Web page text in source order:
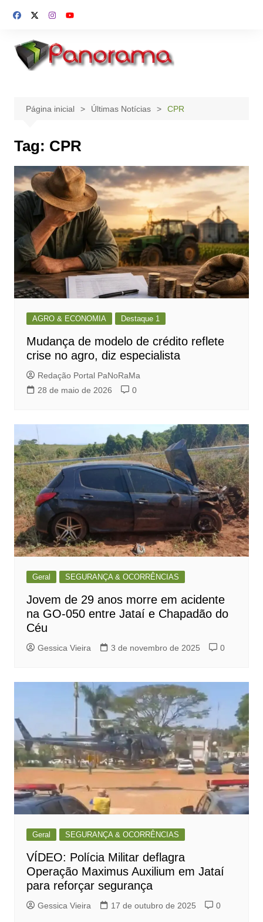
para
conteúdo
Página inicial Últimas Notícias CPR
Tag: CPR
AGRO & ECONOMIA Destaque 1
Mudança de modelo de crédito reflete
crise no agro, diz especialista
Redação Portal PaNoRaMa
28 de maio de 2026
0
Geral SEGURANÇA & OCORRÊNCIAS
Jovem de 29 anos morre em acidente
na GO-050 entre Jataí e Chapadão do
Céu
Gessica Vieira 3 de novembro de 2025 0
Geral SEGURANÇA & OCORRÊNCIAS
VÍDEO: Polícia Militar deflagra
Operação Maximus Auxilium em Jataí
para reforçar segurança
Gessica Vieira 17 de outubro de 2025 0